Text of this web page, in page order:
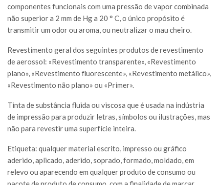
componentes funcionais com uma pressão de vapor combinada
não superior a 2 mm de Hg a 20 ° C, o único propósito é
transmitir um odor ou aroma, ou neutralizar o mau cheiro.
Revestimento geral dos seguintes produtos de revestimento
de aerossol: «Revestimento transparente», «Revestimento
plano», «Revestimento fluorescente», «Revestimento metálico»,
«Revestimento não plano» ou «Primer».
Tinta de substância fluida ou viscosa que é usada na indústria
de impressão para produzir letras, símbolos ou ilustrações, mas
não para revestir uma superfície inteira.
Etiqueta: qualquer material escrito, impresso ou gráfico
aderido, aplicado, aderido, soprado, formado, moldado, em
relevo ou aparecendo em qualquer produto de consumo ou